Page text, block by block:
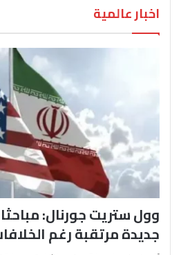
اخبار عالمية
وول ستريت جورنال:
جديدة مرتقبة رغم